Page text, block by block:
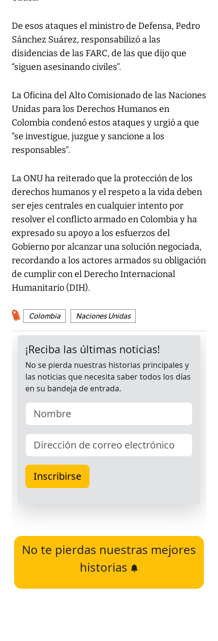
De esos ataques el ministro de Defensa, Pedro
Sánchez Suárez, responsabilizó a las
disidencias de las FARC, de las que dijo que
“siguen asesinando civiles”.
La Oficina del Alto Comisionado de las Naciones
Unidas para los Derechos Humanos en
Colombia condenó estos ataques y urgió a que
“se investigue, juzgue y sancione a los
responsables”.
La ONU ha reiterado que la protección de los
derechos humanos y el respeto a la vida deben
ser ejes centrales en cualquier intento por
resolver el conflicto armado en Colombia y ha
expresado su apoyo a los esfuerzos del
Gobierno por alcanzar una solución negociada,
recordando a los actores armados su obligación
de cumplir con el Derecho Internacional
Humanitario (DIH).
Colombia Naciones Unidas
No te pierdas nuestras mejores
historias